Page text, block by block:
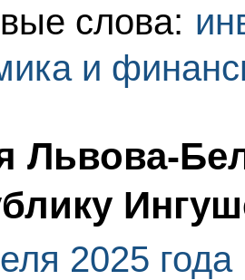
слова:
и
Львова-
2025 года